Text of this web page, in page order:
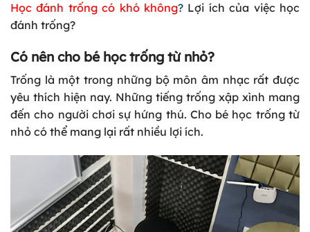
Học đánh trống có khó không? Lợi ích của việc học
đánh trống?
Có nên cho bé học trống từ nhỏ?
Trống là một trong những bộ môn âm nhạc rất được
yêu thích hiện nay. Những tiếng trống xập xình mang
đến cho người chơi sự hứng thú. Cho bé học trống từ
nhỏ có thể mang lại rất nhiều lợi ích.